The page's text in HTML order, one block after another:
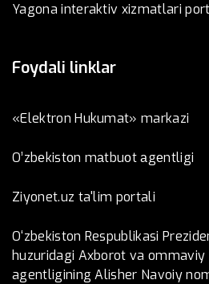
Yagona interaktiv xizmatlari
Foydali linklar
«Elektron Hukumat» markazi
O’zbеkistоn mаtbuоt аgеntligi
Ziyonet.uz ta'lim portali
O‘zbekiston Respublikasi
huzuridagi Axborot va
agentligining Alisher Navoiy